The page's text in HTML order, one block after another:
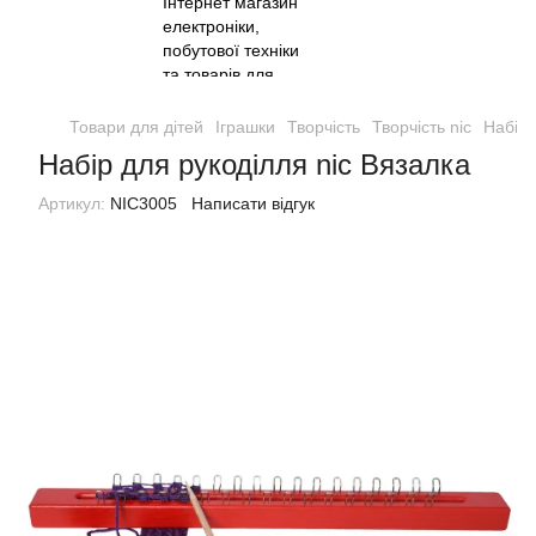
Товари для дітей Іграшки Творчість Творчість nic Набір
Набір для рукоділля nic Вязалка
Артикул: NIC3005 Написати відгук